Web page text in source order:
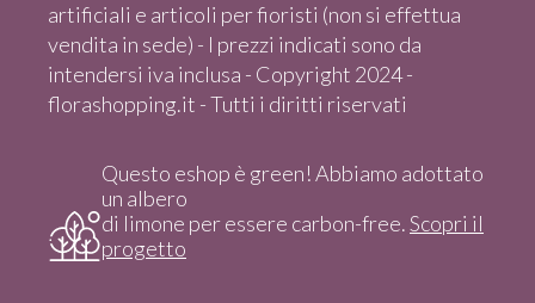
artificiali e articoli per fioristi (non si effettua
vendita in sede) - I prezzi indicati sono da
intendersi iva inclusa - Copyright 2024 -
florashopping.it - Tutti i diritti riservati
Questo eshop è green! Abbiamo adottato
un albero
di limone per essere carbon-free.Scopri il
progetto